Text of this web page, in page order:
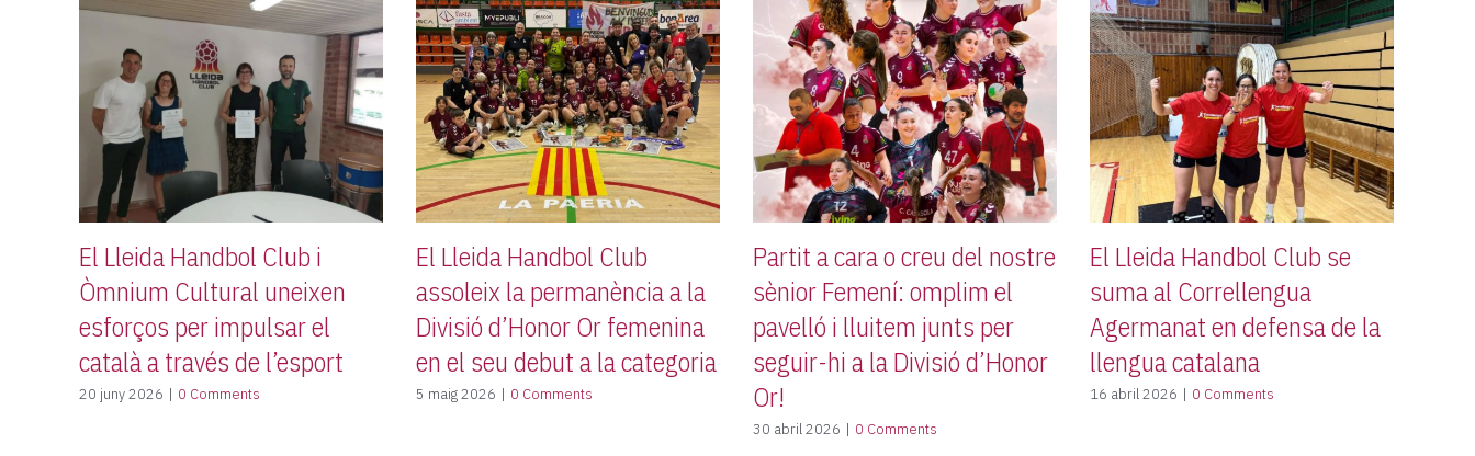
El Lleida Handbol Club i
Òmnium Cultural uneixen
esforços per impulsar el
català a través de l’esport
20 juny 2026 | 0 Comments
El Lleida Handbol Club
assoleix la permanència a la
Divisió d’Honor Or femenina
en el seu debut a la categoria
5 maig 2026 | 0 Comments
Partit a cara o creu del nostre
sènior Femení: omplim el
pavelló i lluitem junts per
seguir-hi a la Divisió d’Honor
Or!
30 abril 2026 | 0 Comments
El Lleida Handbol Club se
suma al Correllengua
Agermanat en defensa de la
llengua catalana
16 abril 2026 | 0 Comments